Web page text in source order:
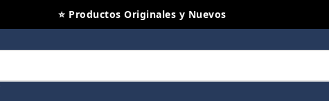
⭐ Productos Originales y Nuevos